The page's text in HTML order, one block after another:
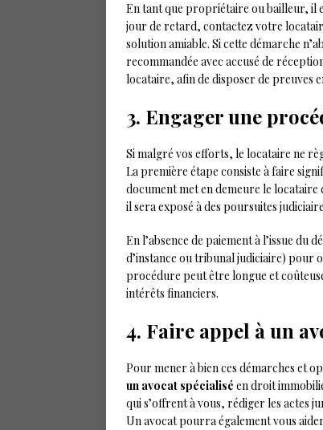
En tant que propriétaire ou bailleur, il
jour de retard, contactez votre
solution amiable. Si cette démarche
recommandée avec accusé de
locataire, afin de disposer de preuves
3. Engager une
Si malgré vos efforts, le locataire ne
La première étape consiste à faire
document met en demeure le locataire
il sera exposé à des poursuites
En l’absence de paiement à l’issue
d’instance ou tribunal judiciaire) pour
procédure peut être longue et
intérêts financiers.
4. Faire appel à un
Pour mener à bien ces démarches et
un avocat spécialisé en droit
qui s’offrent à vous, rédiger les actes
Un avocat pourra également vous